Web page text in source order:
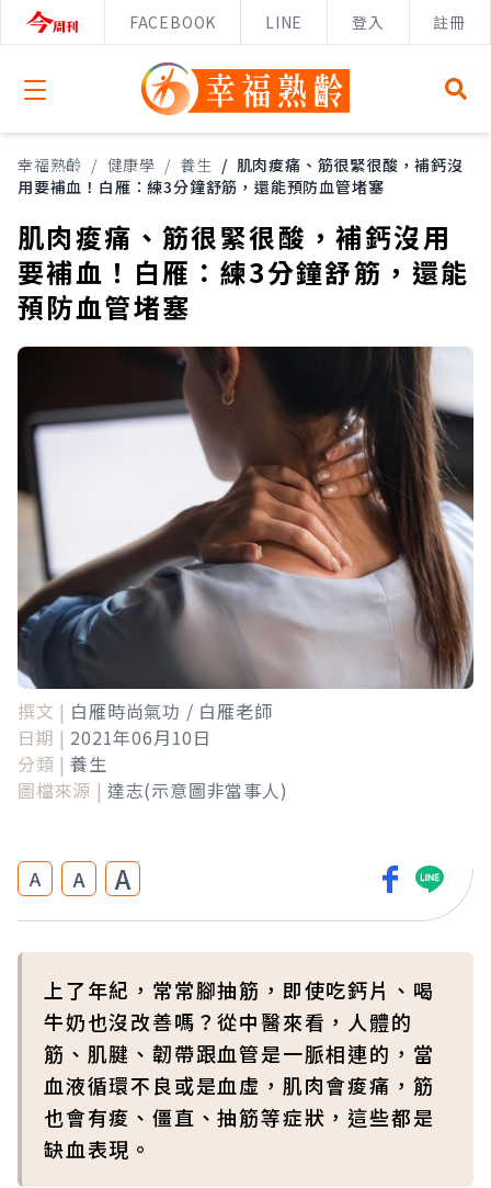
FACEBOOK LINE 登入 註冊
Open menu
幸福熟齡 / 健康學 / 養生 / 肌肉痠痛、筋很緊很酸，補鈣沒
用要補血！白雁：練3分鐘舒筋，還能預防血管堵塞
肌肉痠痛、筋很緊很酸，補鈣沒用
要補血！白雁：練3分鐘舒筋，還能
預防血管堵塞
撰文 | 白雁時尚氣功 / 白雁老師
日期 | 2021年06月10日
分類 | 養生
圖檔來源 | 達志(示意圖非當事人)
A A A
上了年紀，常常腳抽筋，即使吃鈣片、喝
牛奶也沒改善嗎？從中醫來看，人體的
筋、肌腱、韌帶跟血管是一脈相連的，當
血液循環不良或是血虛，肌肉會痠痛，筋
也會有痠、僵直、抽筋等症狀，這些都是
缺血表現。